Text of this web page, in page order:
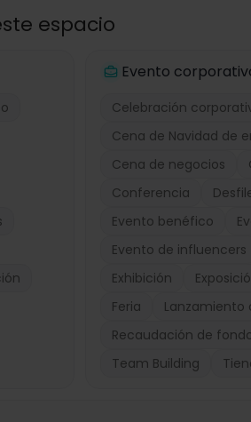
espacio
Evento
Celebración
Cena de Navidad de
Cena de negocios
Conferencia
Evento benéfico
Evento de influencers
Exhibición
Feria
Lanzamiento
Recaudación de
Team Building